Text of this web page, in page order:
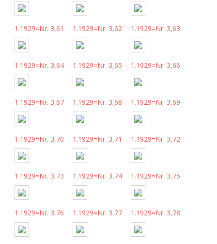
1.1929=Nr. 3,61 1.1929=Nr. 3,62 1.1929=Nr. 3,63
1.1929=Nr. 3,64 1.1929=Nr. 3,65 1.1929=Nr. 3,66
1.1929=Nr. 3,67 1.1929=Nr. 3,68 1.1929=Nr. 3,69
1.1929=Nr. 3,70 1.1929=Nr. 3,71 1.1929=Nr. 3,72
1.1929=Nr. 3,73 1.1929=Nr. 3,74 1.1929=Nr. 3,75
1.1929=Nr. 3,76 1.1929=Nr. 3,77 1.1929=Nr. 3,78